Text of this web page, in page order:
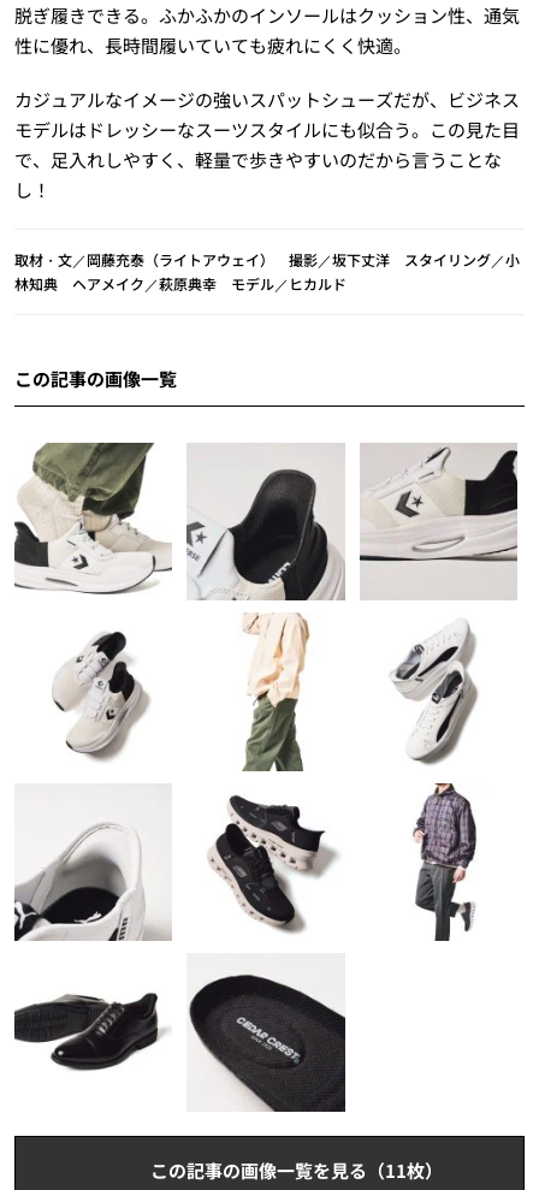
脱ぎ履きできる。ふかふかのインソールはクッション性、通気
性に優れ、長時間履いていても疲れにくく快適。
カジュアルなイメージの強いスパットシューズだが、ビジネス
モデルはドレッシーなスーツスタイルにも似合う。この見た目
で、足入れしやすく、軽量で歩きやすいのだから言うことな
し！
取材・文／岡藤充泰（ライトアウェイ） 撮影／坂下丈洋 スタイリング／小
林知典 ヘアメイク／萩原典幸 モデル／ヒカルド
この記事の画像一覧
この記事の画像一覧を見る（11枚）